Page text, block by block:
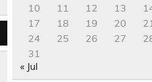
10
11 12 13
17
18 19 20
24
25 26 27
31
« Jul